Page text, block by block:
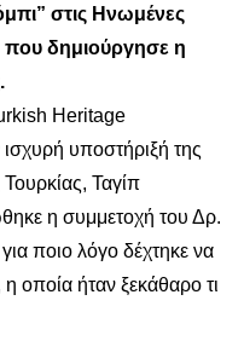
στις Ηνωμένες
που δημιούργησε η
Heritage
υποστήριξή της
Ταγίπ
η συμμετοχή του Δρ.
ποιο λόγο δέχτηκε να
οποία ήταν ξεκάθαρο τι